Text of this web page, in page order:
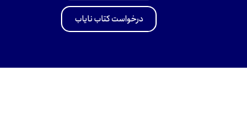
درخواست کتاب نایاب